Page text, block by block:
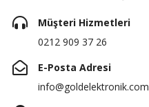
Müşteri Hizmetleri
0212 909 37 26
E-Posta Adresi
info@goldelektronik.com